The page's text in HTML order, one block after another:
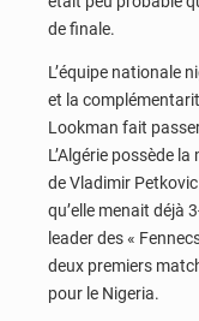
de finale.
L’équipe nationale
et la
Lookman fait
L’Algérie possède
de Vladimir Petkovic
qu’elle menait déjà
leader des «
deux premiers
pour le Nigeria.